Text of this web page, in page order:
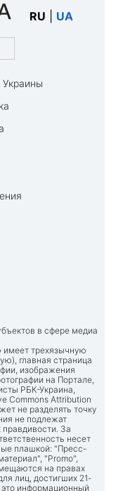
RU UA
Украины
в сфере медиа
имеет трехязычную
главная страница
изображения
на Портале,
РБК-Украина,
Commons Attribution
не разделять точку
не подлежат
За
несет
плашкой: "Пресс-
"Promo",
на правах
лиц, достигших 21-
это информационный